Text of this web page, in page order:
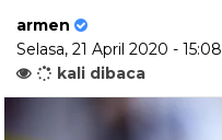
armen
Selasa, 21 April 2020 - 15:08
kali dibaca